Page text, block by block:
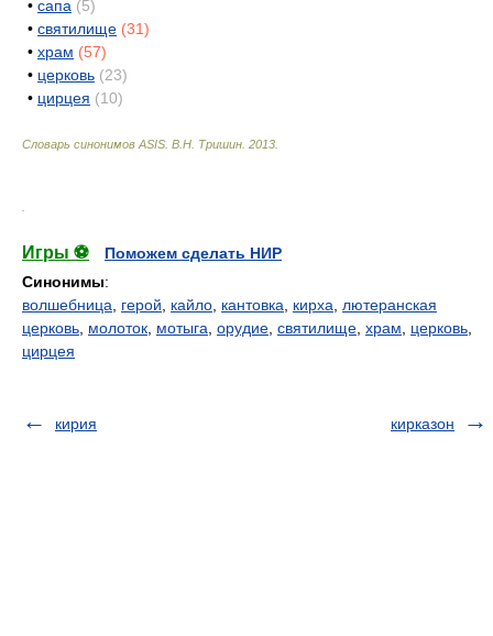
• сапа (5)
• святилище (31)
• храм (57)
• церковь (23)
• цирцея (10)
Словарь синонимов ASIS. В.Н. Тришин 2013
Игры ⚽
Поможем сделать НИР
Синонимы:
волшебница
герой кайло кантовка кирха
лютеранская
церковь молоток мотыга орудие святилище храм церковь
цирцея
кирия кирказон